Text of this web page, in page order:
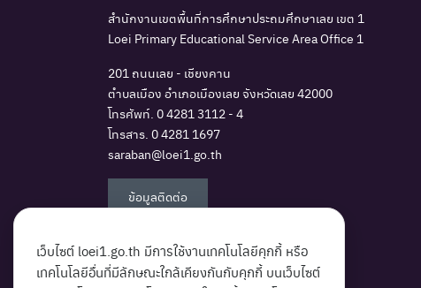
สำนักงานเขตพื้นที่การศึกษาประถมศึกษาเลย เขต 1
Loei Primary Educational Service Area Office 1
201 ถนนเลย - เชียงคาน
ตำบลเมือง อำเภอเมืองเลย จังหวัดเลย 42000
โทรศัพท์. 0 4281 3112 - 4
โทรสาร. 0 4281 1697
saraban@loei1.go.th
ข้อมูลติดต่อ
เว็บไซต์ loei1.go.th มีการใช้งานเทคโนโลยีคุกกี้ หรือ
เทคโนโลยีอื่นที่มีลักษณะใกล้เคียงกันกับคุกกี้ บนเว็บไซต์